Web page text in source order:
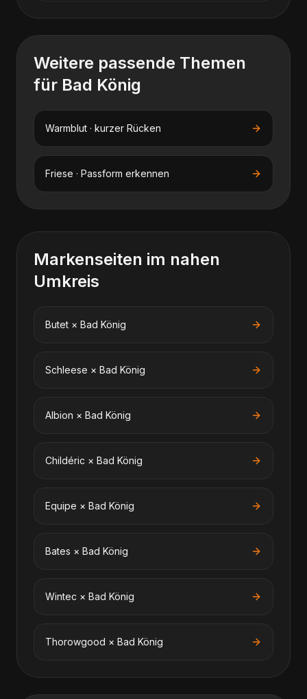
Weitere passende Themen
für Bad König
Warmblut · kurzer Rücken
Friese · Passform erkennen
Markenseiten im nahen
Umkreis
Butet × Bad König
Schleese × Bad König
Albion × Bad König
Childéric × Bad König
Equipe × Bad König
Bates × Bad König
Wintec × Bad König
Thorowgood × Bad König